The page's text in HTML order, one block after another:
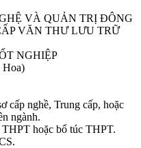
VÀ QUẢN TRỊ ĐÔNG
VĂN THƯ LƯU TRỮ
NGHIỆP
Hoa)
cấp nghề, Trung cấp, hoặc
ngành.
hoặc bổ túc THPT.